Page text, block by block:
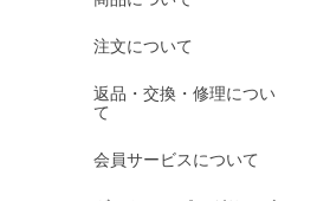
注文について
返品・交換・修理につい
て
会員サービスについて